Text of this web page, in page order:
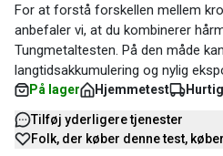
For at forstå forskellen mellem
anbefaler vi, at du kombinerer
Tungmetaltesten. På den måde
langtidsakkumulering og nylig
På lager Hjemmetest
Tilføj yderligere tjenester
Folk, der køber denne test,